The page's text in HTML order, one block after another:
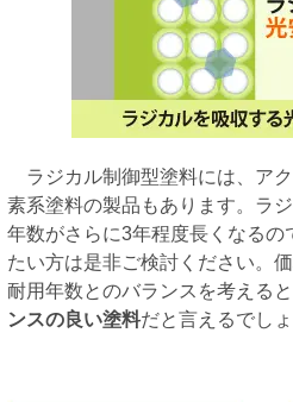
ラジカル制御型塗料には、ア
素系塗料の製品もあります。ラ
年数がさらに3年程度長くなる
たい方は是非ご検討ください。
耐用年数とのバランスを考える
ンスの良い塗料だと言えるでしょ